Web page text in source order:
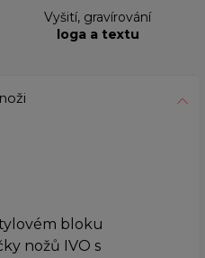
Vyšití, gravírování
loga a textu
bloku
nožů IVO s